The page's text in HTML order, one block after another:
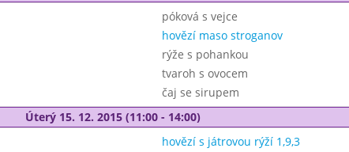
póková s vejce
hovězí maso stroganov
rýže s pohankou
tvaroh s ovocem
čaj se sirupem
Úterý 15. 12. 2015 (11:00 - 14:00)
hovězí s játrovou rýží 1,9,3